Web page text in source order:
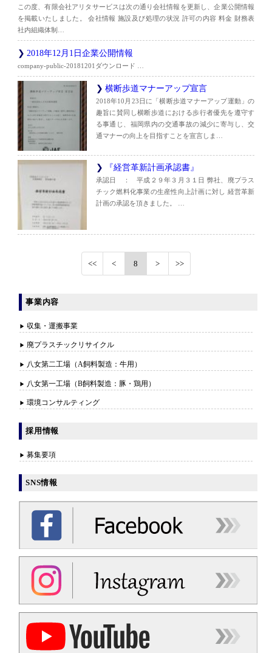
この度、有限会社アリタサービスは次の通り会社情報を更新し、企業公開情報
を掲載いたしました。 会社情報 施設及び処理の状況 許可の内容 料金 財務表
社内組織体制…
2018年12月1日企業公開情報
company-public-20181201ダウンロード …
横断歩道マナーアップ宣言
2018年10月23日に「横断歩道マナーアップ運動」の
趣旨に賛同し横断歩道における歩行者優先を遵守す
る事通じ、福岡県内の交通事故の減少に寄与し、交
通マナーの向上を目指すことを宣言しま…
『経営革新計画承認書』
承認日 ： 平成２９年３月３１日 弊社、廃プラス
チック燃料化事業の生産性向上計画に対し 経営革新
計画の承認を頂きました。 …
8
事業内容
収集・運搬事業
廃プラスチックリサイクル
八女第二工場（A飼料製造：牛用）
八女第一工場（B飼料製造：豚・鶏用）
環境コンサルティング
採用情報
募集要項
SNS情報